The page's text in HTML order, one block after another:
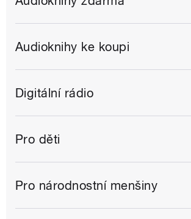
Audioknihy ke koupi
Digitální rádio
Pro děti
Pro národnostní menšiny